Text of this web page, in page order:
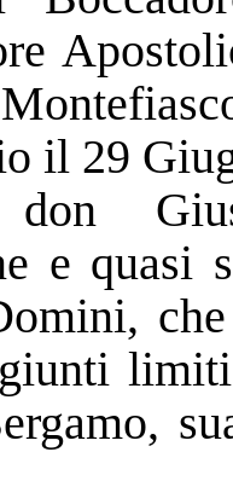
il 29
e quasi